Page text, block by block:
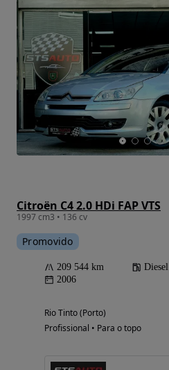
Citroën C4 2.0 HDi FAP VTS
1997 cm3 • 136 cv
Promovido
209 544 km Diesel
2006
Rio Tinto (Porto)
Profissional • Para o topo